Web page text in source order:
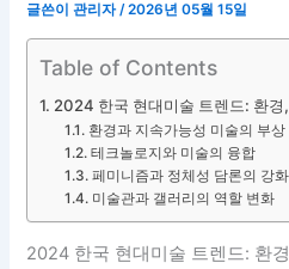
글쓴이관리자/2026년 05월 15일
Table of Contents
2024 한국 현대미술 트렌드: 환경
환경과 지속가능성 미술의 부상
테크놀로지와 미술의 융합
페미니즘과 정체성 담론의 강화
미술관과 갤러리의 역할 변화
2024 한국 현대미술 트렌드: 환